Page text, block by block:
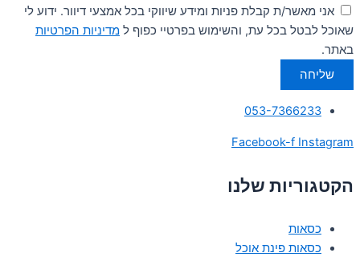
אני מאשר/ת קבלת פניות ומידע שיווקי בכל אמצעי דיוור. ידוע לי
שאוכל לבטל בכל עת, והשימוש בפרטיי כפוף ל מדיניות הפרטיות
באתר.
שליחה
053-7366233
Facebook-f Instagram
הקטגוריות שלנו
כסאות
כסאות פינת אוכל